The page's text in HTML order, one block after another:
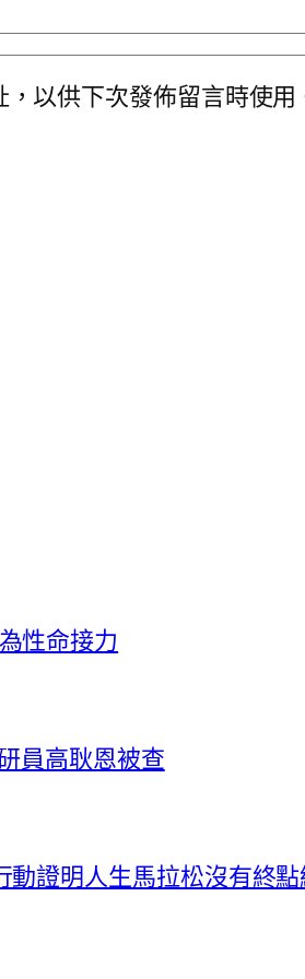
以供下次發佈留言時使用
性命接力
員高耿恩被查
證明人生馬拉松沒有終